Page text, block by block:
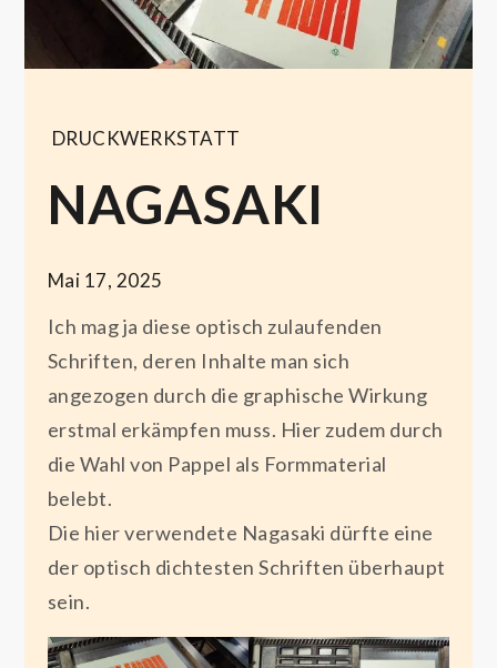
DRUCKWERKSTATT
NAGASAKI
Mai 17, 2025
Ich mag ja diese optisch zulaufenden
Schriften, deren Inhalte man sich
angezogen durch die graphische Wirkung
erstmal erkämpfen muss. Hier zudem durch
die Wahl von Pappel als Formmaterial
belebt.
Die hier verwendete Nagasaki dürfte eine
der optisch dichtesten Schriften überhaupt
sein.